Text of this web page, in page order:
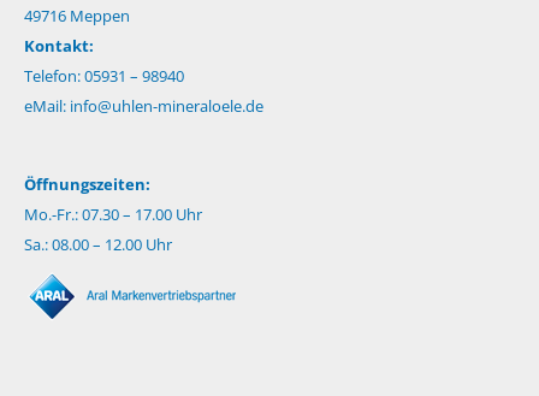
49716 Meppen
Kontakt:
Telefon: 05931 – 98940
eMail: info@uhlen-mineraloele.de
Öffnungszeiten:
Mo.-Fr.: 07.30 – 17.00 Uhr
Sa.: 08.00 – 12.00 Uhr